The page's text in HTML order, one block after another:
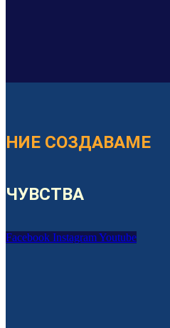
НИЕ СОЗДАВАМЕ
ЧУВСТВА
Facebook InstagramYoutube